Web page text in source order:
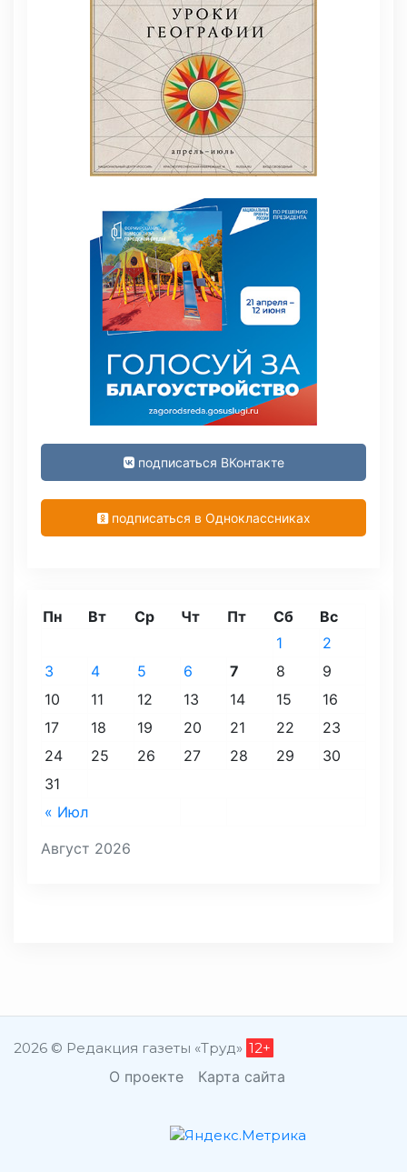
подписаться ВКонтакте
подписаться в Одноклассниках
Август 2026
Пн Вт Ср Чт Пт Сб Вс
« Июл
1
2
3
4 5 6 7 8
9
10
11 12 13 14 15
16
17
18 19 20 21 22
23
24
25 26 27 28 29
30
31
2026 © Редакция газеты «Труд» 12+
О проекте Карта сайта